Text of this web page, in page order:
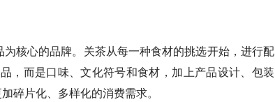
为核心的品牌。 关茶从每一种食材的挑选开始，进行配
，而是口味、文化符号和食材，加上产品设计、包装
碎片化、多样化的消费需求。